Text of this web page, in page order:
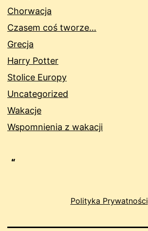
Chorwacja
Czasem coś tworze…
Grecja
Harry Potter
Stolice Europy
Uncategorized
Wakacje
Wspomnienia z wakacji
Polityka Prywatności